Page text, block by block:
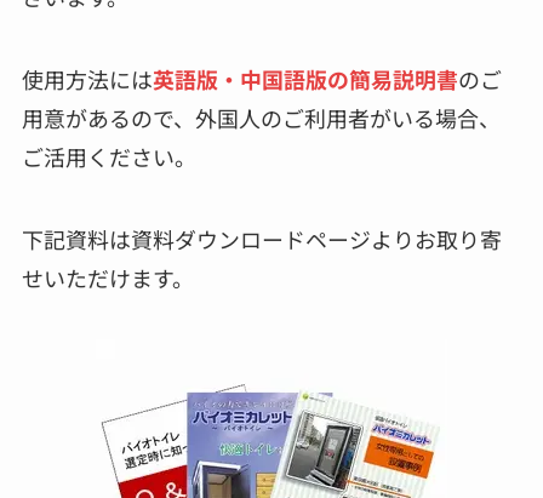
使用方法には英語版・中国語版の簡易説明書のご
用意があるので、外国人のご利用者がいる場合、
ご活用ください。
下記資料は資料ダウンロードページよりお取り寄
せいただけます。